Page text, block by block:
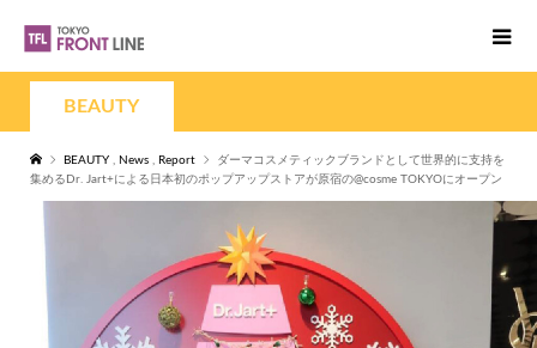
BEAUTY
BEAUTY , News , Report
ダーマコスメティックブランドとして世界的に支持を
集めるDr. Jart+による日本初のポップアップストアが原宿の@cosme TOKYOにオープン